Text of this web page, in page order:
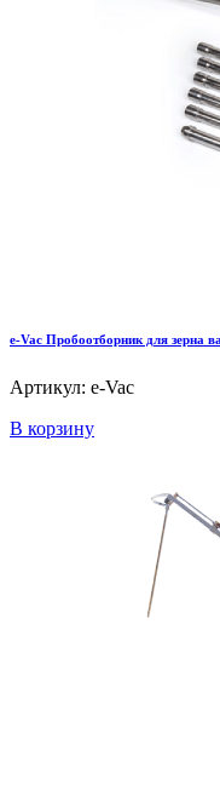
e-Vac Пробоотборник для зерна
Артикул: e-Vac
В корзину